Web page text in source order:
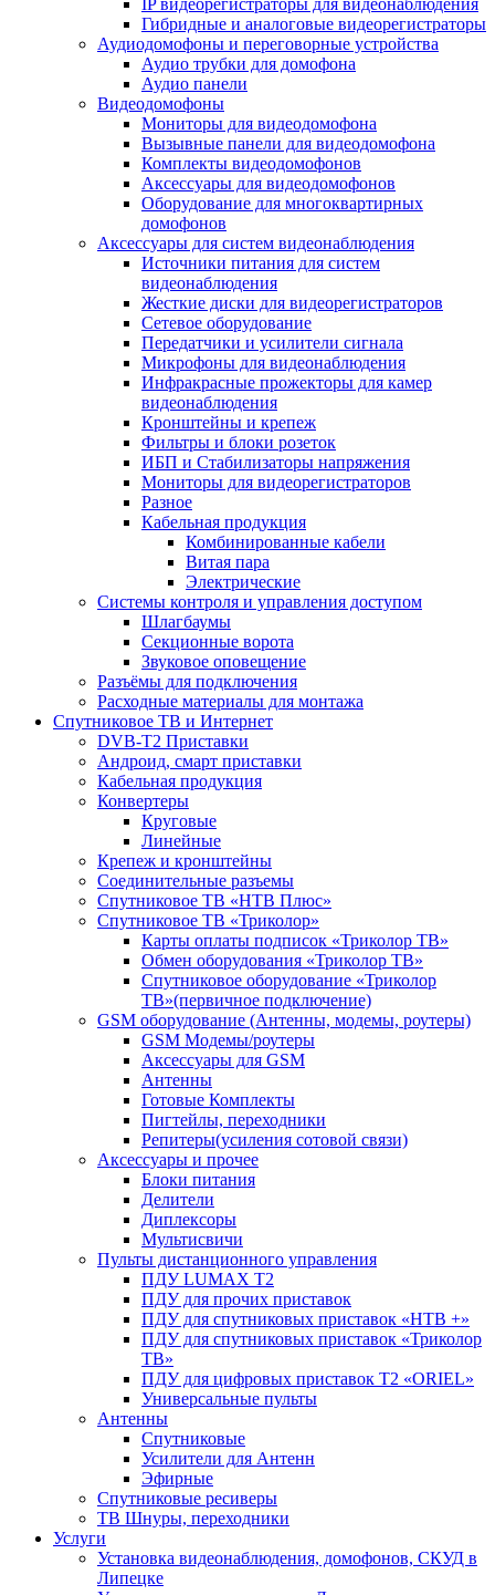
Гибридные и аналоговые видеорегистраторы
Аудиодомофоны и переговорные устройства
Аудио трубки для домофона
Аудио панели
Видеодомофоны
Мониторы для видеодомофона
Вызывные панели для видеодомофона
Комплекты видеодомофонов
Аксессуары для видеодомофонов
Оборудование для многоквартирных
домофонов
Аксессуары для систем видеонаблюдения
Источники питания для систем
видеонаблюдения
Жесткие диски для видеорегистраторов
Сетевое оборудование
Передатчики и усилители сигнала
Микрофоны для видеонаблюдения
Инфракрасные прожекторы для камер
видеонаблюдения
Кронштейны и крепеж
Фильтры и блоки розеток
ИБП и Стабилизаторы напряжения
Мониторы для видеорегистраторов
Разное
Кабельная продукция
Комбинированные кабели
Витая пара
Электрические
Системы контроля и управления доступом
Шлагбаумы
Секционные ворота
Звуковое оповещение
Разъёмы для подключения
Расходные материалы для монтажа
Спутниковое ТВ и Интернет
DVB-Т2 Приставки
Андроид, смарт приставки
Кабельная продукция
Конвертеры
Круговые
Линейные
Крепеж и кронштейны
Соединительные разъемы
Спутниковое ТВ «НТВ Плюс»
Спутниковое ТВ «Триколор»
Карты оплаты подписок «Триколор ТВ»
Обмен оборудования «Триколор ТВ»
Спутниковое оборудование «Триколор
ТВ»(первичное подключение)
GSM оборудование (Антенны, модемы, роутеры)
GSM Модемы/роутеры
Аксессуары для GSM
Антенны
Готовые Комплекты
Пигтейлы, переходники
Репитеры(усиления сотовой связи)
Аксессуары и прочее
Блоки питания
Делители
Диплексоры
Мультисвичи
Пульты дистанционного управления
ПДУ LUMAX Т2
ПДУ для прочих приставок
ПДУ для спутниковых приставок «НТВ +»
ПДУ для спутниковых приставок «Триколор
ТВ»
ПДУ для цифровых приставок Т2 «ORIEL»
Универсальные пульты
Антенны
Спутниковые
Усилители для Антенн
Эфирные
Спутниковые ресиверы
ТВ Шнуры, переходники
Услуги
Установка видеонаблюдения, домофонов, СКУД в
Липецке